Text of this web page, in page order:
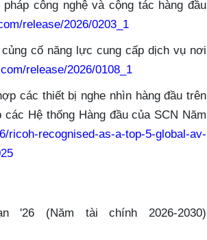
công nghệ và cộng tác hàng đầu
release/2026/0203_1
cố năng lực cung cấp dịch vụ nơi
release/2026/0108_1
các thiết bị nghe nhìn hàng đầu trên
Hệ thống Hàng đầu của SCN Năm
ricoh-recognised-as-a-top-5-global-av-
'26 (Năm tài chính 2026-2030)